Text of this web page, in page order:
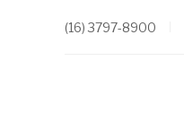
(16) 3797-8900